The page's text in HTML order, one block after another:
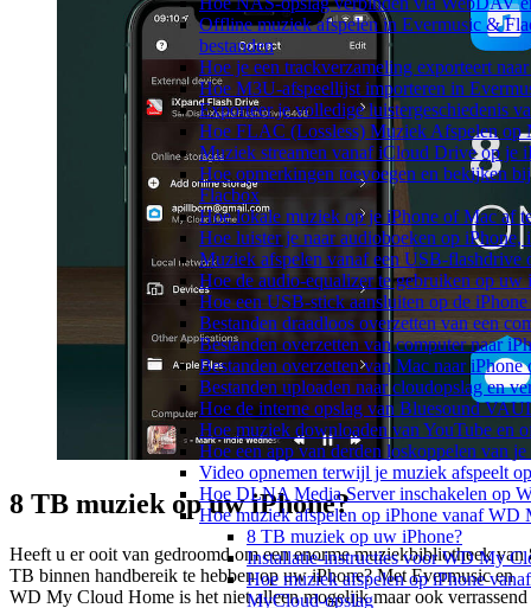
Offline muziek afspelen in Evermusic &
bestanden
Hoe je een trackverzameling exporteert
Hoe M3U-afspeellijst importeren in
Exporteer je volledige luistergeschiedenis
Hoe FLAC (Lossless) Muziek Afspelen op
Muziek streamen vanaf iCloud Drive op je
Hoe opmerkingen toevoegen en bekijken
Flacbox
Hoe lokale muziek op je iPhone of Mac af
Hoe luister je naar audioboeken op iPhone,
Muziek afspelen vanaf een USB-
Hoe de audio-equalizer te gebruiken op
Hoe een USB-stick aansluiten op de
Bestanden draadloos overzetten van een
Bestanden overzetten van computer naar
Bestanden overzetten van Mac naar
Bestanden uploaden naar cloudopslag en
Hoe de interne opslag van Bluesound
Hoe muziek downloaden van YouTube en
Hoe een app van derden loskoppelen van
Video opnemen terwijl je muziek afspeelt
Hoe DLNA Media Server inschakelen op
Hoe muziek afspelen op iPhone vanaf WD
8 TB muziek op uw iPhone?
Installatie-instructies voor WD My
Hoe muziek afspelen op iPhone
MyCloud-opslag
8 TB muziek op uw iPhone?
Heeft u er ooit van gedroomd om een enorme muziekbibliotheek van
TB binnen handbereik te hebben op uw iPhone? Met Evermusic en
WD My Cloud Home is het niet alleen mogelijk maar ook verrassend